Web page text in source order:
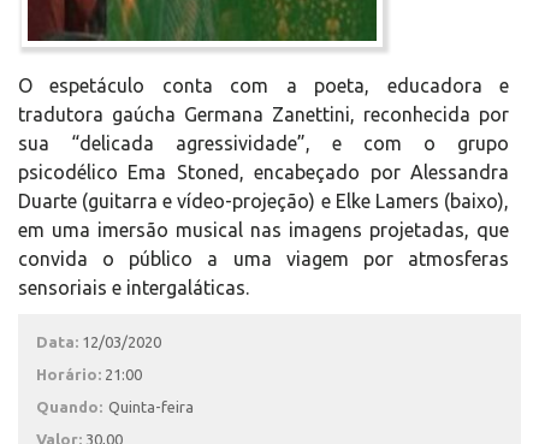
O espetáculo conta com a poeta, educadora e
tradutora gaúcha Germana Zanettini, reconhecida por
sua “delicada agressividade”, e com o grupo
psicodélico Ema Stoned, encabeçado por Alessandra
Duarte (guitarra e vídeo-projeção) e Elke Lamers (baixo),
em uma imersão musical nas imagens projetadas, que
convida o público a uma viagem por atmosferas
sensoriais e intergaláticas.
Data: 12/03/2020
Horário: 21:00
Quando: Quinta-feira
Valor: 30,00